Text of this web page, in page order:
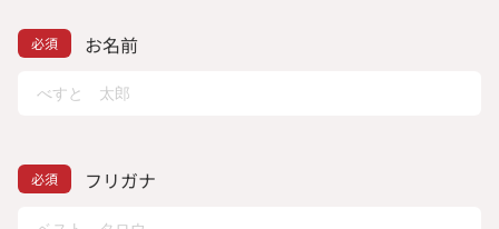
お名前
フリガナ